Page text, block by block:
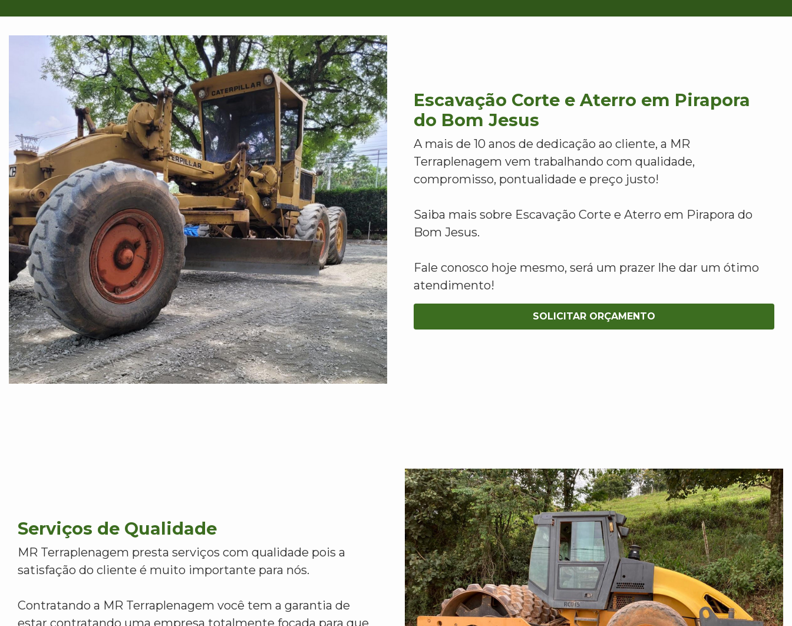
Escavação Corte e Aterro em Pirapora
do Bom Jesus
A mais de 10 anos de dedicação ao cliente, a MR
Terraplenagem vem trabalhando com qualidade,
compromisso, pontualidade e preço justo!
Saiba mais sobre Escavação Corte e Aterro em Pirapora do
Bom Jesus.
Fale conosco hoje mesmo, será um prazer lhe dar um ótimo
atendimento!
SOLICITAR ORÇAMENTO
Serviços de Qualidade
MR Terraplenagem presta serviços com qualidade pois a
satisfação do cliente é muito importante para nós.
Contratando a MR Terraplenagem você tem a garantia de
estar contratando uma empresa totalmente focada para que